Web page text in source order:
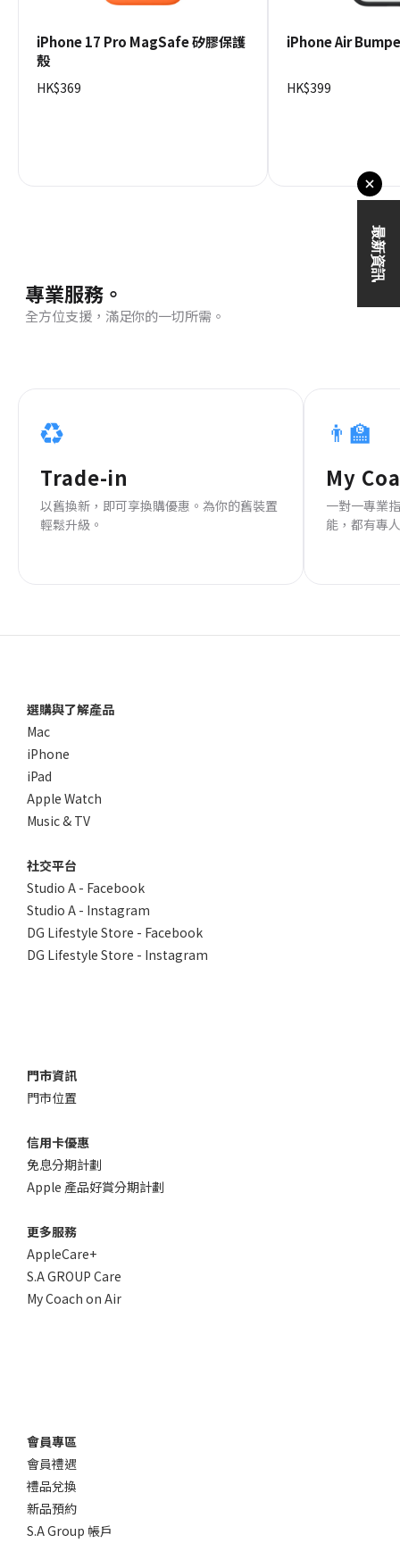
iPhone 17 Pro MagSafe 矽膠保護
殼
HK$369
iPhone Air
HK$399
專業服務。
全方位支援，滿足你的一切所需。
♻️
Trade-in
以舊換新，即可享換購優惠。為你的舊裝置
輕鬆升級。
👨‍🏫
My
一對一專業
能，都有專
選購與了解產品
Mac
iPhone
iPad
Apple Watch
Music & TV
社交平台
Studio A - Facebook
Studio A - Instagram
DG Lifestyle Store - Facebook
DG Lifestyle Store - Instagram
門市資訊
門市位置
信用卡優惠
免息分期計劃
Apple 產品好賞分期計劃
更多服務
AppleCare+
S.A GROUP Care
My Coach on Air
會員專區
會員禮遇
禮品兌換
新品預約
S.A Group 帳戶